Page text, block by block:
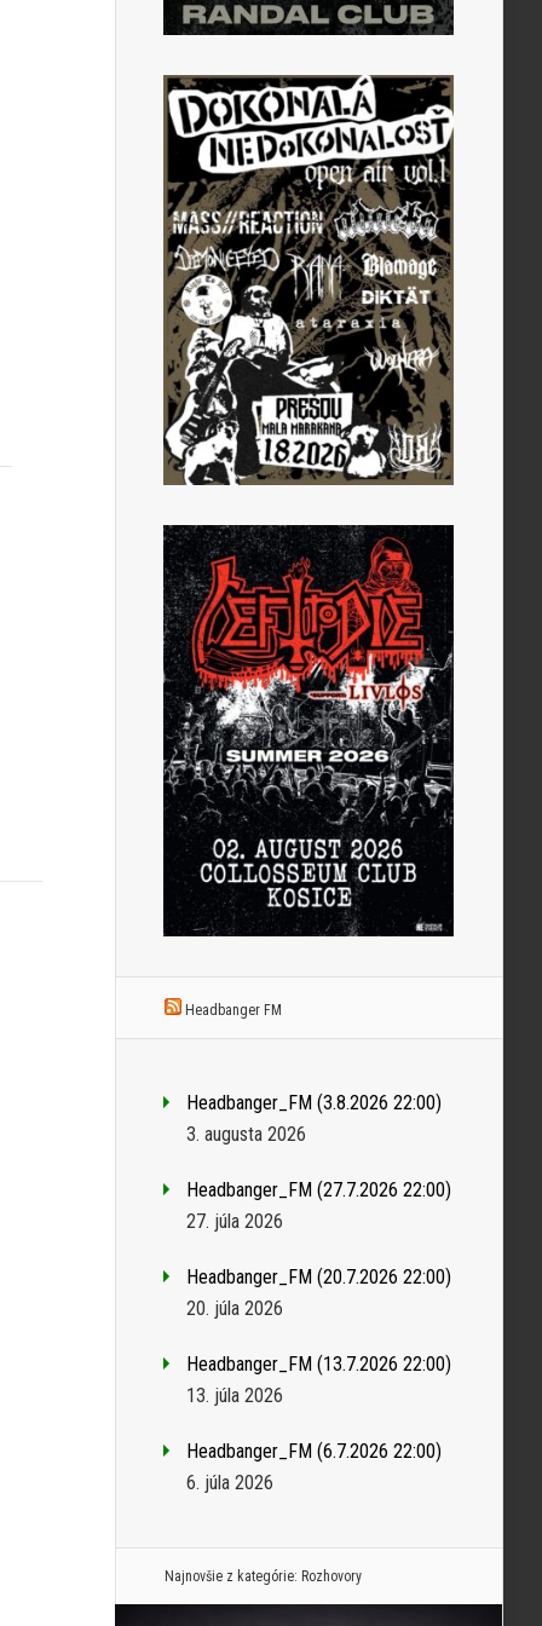
Headbanger FM
Headbanger_FM (3.8.2026 22:00)
3. augusta 2026
Headbanger_FM (27.7.2026 22:00)
27. júla 2026
Headbanger_FM (20.7.2026 22:00)
20. júla 2026
Headbanger_FM (13.7.2026 22:00)
13. júla 2026
Headbanger_FM (6.7.2026 22:00)
6. júla 2026
Najnovšie z kategórie: Rozhovory